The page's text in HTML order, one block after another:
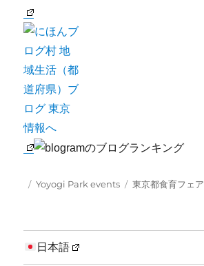
Posted
Categories
Yoyogi Park events Tags
東京都食育フェア
日本語